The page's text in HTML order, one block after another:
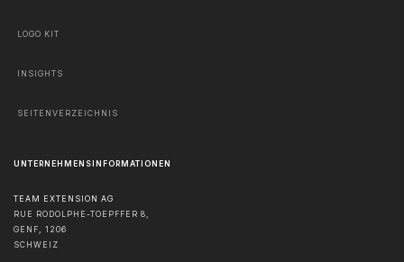
LOGO KIT
INSIGHTS
SEITENVERZEICHNIS
UNTERNEHMENSINFORMATIONEN
TEAM EXTENSION AG
RUE RODOLPHE-TOEPFFER 8,
GENF, 1206
SCHWEIZ